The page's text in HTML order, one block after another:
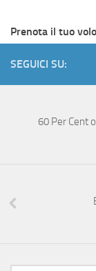
Prenota il tuo volo
SEGUICI SU:
60 Per Cent